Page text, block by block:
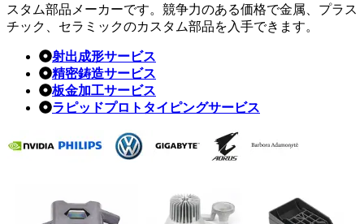
スタム部品メーカーです。競争力のある価格で金属、プラス
チック、セラミックのカスタム部品を入手できます。
射出成形サービス
精密鋳造サービス
板金加工サービス
ラピッドプロトタイピングサービス